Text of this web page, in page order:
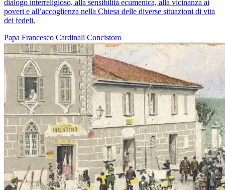
dialogo interreligioso, alla sensibilità ecumenica, alla vicinanza ai
poveri e all’accoglienza nella Chiesa delle diverse situazioni di vita
dei fedeli.
Papa Francesco Cardinali Concistoro